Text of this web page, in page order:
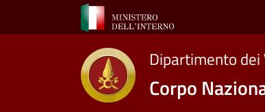
Salta al contenuto principale
Dipartimento dei
Corpo